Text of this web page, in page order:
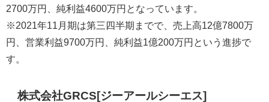
2700万円、純利益4600万円となっています。
※2021年11月期は第三四半期までで、売上高12億7800万
円、営業利益9700万円、純利益1億200万円という進捗で
す。
株式会社GRCS[ジーアールシーエス]